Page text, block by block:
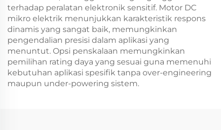
terhadap peralatan elektronik sensitif. Motor DC
mikro elektrik menunjukkan karakteristik respons
dinamis yang sangat baik, memungkinkan
pengendalian presisi dalam aplikasi yang
menuntut. Opsi penskalaan memungkinkan
pemilihan rating daya yang sesuai guna memenuhi
kebutuhan aplikasi spesifik tanpa over-engineering
maupun under-powering sistem.